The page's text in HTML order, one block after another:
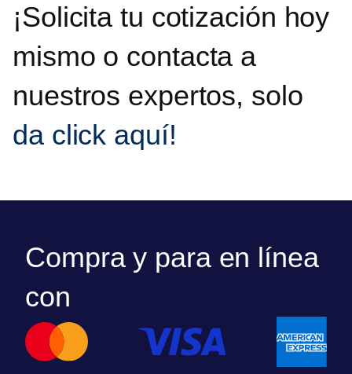
¡Solicita tu cotización hoy
mismo o contacta a
nuestros expertos, solo
da click aquí!
Compra y para en línea
con